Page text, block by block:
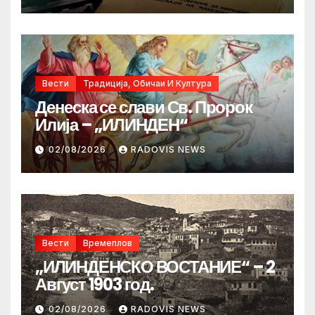
Вести Традиција, Обичаи И Култура
Денеска се слави Св. Пророк
Илија – „ИЛИНДЕН“
02/08/2026 RADOVIS NEWS
Вести Времеплов
„ИЛИНДЕНСКО ВОСТАНИЕ“ – 2
Август 1903 год.
02/08/2026 RADOVIS NEWS